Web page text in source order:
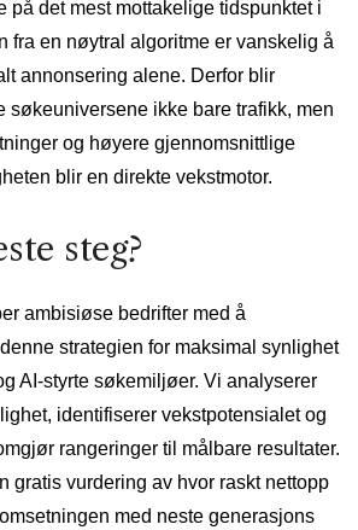
på det mest mottakelige tidspunktet i
fra en nøytral algoritme er vanskelig å
annonsering alene. Derfor blir
søkeuniversene ikke bare trafikk, men
og høyere gjennomsnittlige
blir en direkte vekstmotor.
steg?
ambisiøse bedrifter med å
strategien for maksimal synlighet
AI-styrte søkemiljøer. Vi analyserer
identifiserer vekstpotensialet og
rangeringer til målbare resultater.
gratis vurdering av hvor raskt nettopp
med neste generasjons